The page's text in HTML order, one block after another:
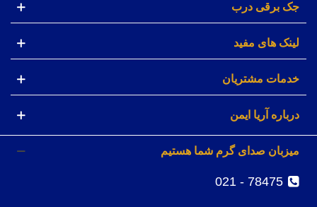
جک برقی درب
لینک های مفید
خدمات مشتریان
درباره آریا ایمن
میزبان صدای گرم شما هستیم
78475 - 021